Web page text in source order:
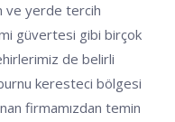
ve yerde tercih
güvertesi gibi birçok
de belirli
keresteci bölgesi
firmamızdan temin